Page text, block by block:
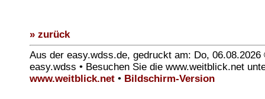
» zurück
Aus der easy.wdss.de, gedruckt am: Do, 06.08.2026
easy.wdss • Besuchen Sie die www.weitblick.net
www.weitblick.net • Bildschirm-Version